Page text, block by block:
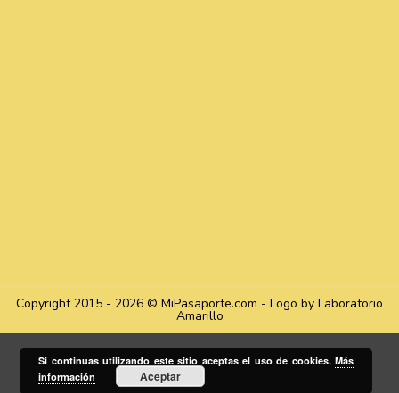
Copyright 2015 - 2026 © MiPasaporte.com - Logo by Laboratorio
Amarillo
Si continuas utilizando este sitio aceptas el uso de cookies. Más
información
Aceptar